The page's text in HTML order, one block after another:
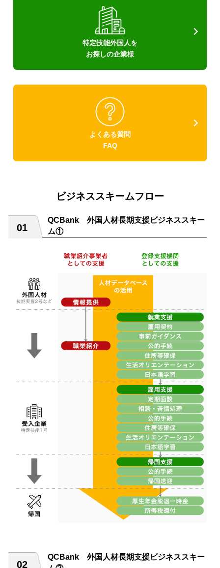
特定技能外国人を
お探しの企業様
よくある質問
FAQ
ビジネススキームフロー
QCBank 外国人材長期支援ビジネススキー
ム①
QCBank 外国人材長期支援ビジネススキー